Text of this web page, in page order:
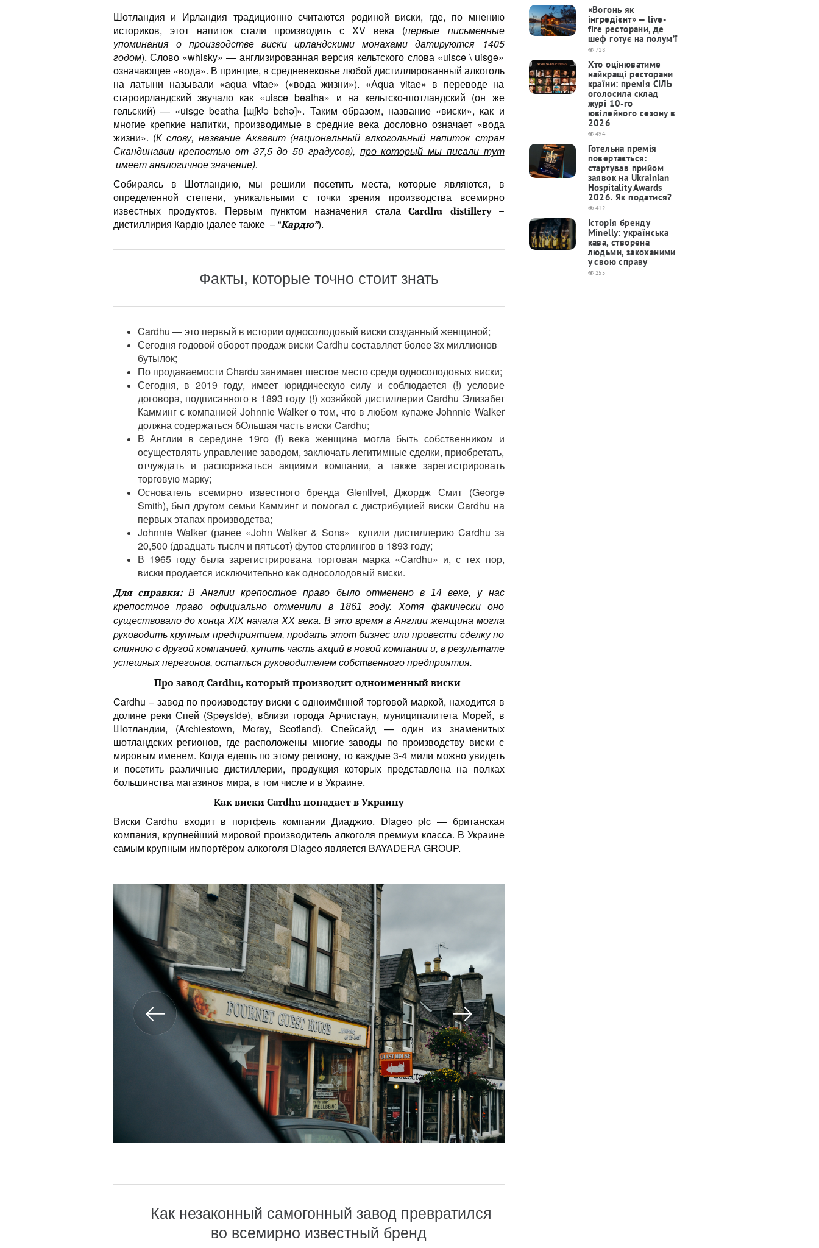
Шотландия и Ирландия традиционно считаются родиной виски, где, по мнению
историков, этот напиток стали производить с XV века (первые письменные
упоминания о производстве виски ирландскими монахами датируются 1405
годом). Слово «whisky» — англизированная версия кельтского слова «uisce \ uisge»
означающее «вода». В принцие, в средневековье любой дистиллированный алкоголь
на латыни называли «aqua vitae» («вода жизни»). «Аqua vitae» в переводе на
староирландский звучало как «uisce beatha» и на кельтско-шотландский (он же
гельский) — «uisge beatha [ɯʃkʲə bɛhə]». Таким образом, название «виски», как и
многие крепкие напитки, производимые в средние века дословно означает «вода
жизни». (К слову, название Аквавит (национальный алкогольный напиток стран
Скандинавии крепостью от 37,5 до 50 градусов), про который мы писали тут
имеет аналогичное значение).
Собираясь в Шотландию, мы решили посетить места, которые являются, в
определенной степени, уникальными с точки зрения производства всемирно
известных продуктов. Первым пунктом назначения сталаCardhu distillery –
дистиллирия Кардю (далее также – “Кардю”).
Факты, которые точно стоит знать
Cardhu — это первый в истории односолодовый виски созданный женщиной;
Сегодня годовой оборот продаж виски Cardhu составляет более 3х миллионов
бутылок;
По продаваемости Chardu занимает шестое место среди односолодовых виски;
Сегодня, в 2019 году, имеет юридическую силу и соблюдается (!) условие
договора, подписанного в 1893 году (!) хозяйкой дистиллерии Cardhu Элизабет
Камминг с компанией Johnnie Walker о том, что в любом купаже Johnnie Walker
должна содержаться бОльшая часть виски Cardhu;
В Англии в середине 19го (!) века женщина могла быть собственником и
осуществлять управление заводом, заключать легитимные сделки, приобретать,
отчуждать и распоряжаться акциями компании, а также зарегистрировать
торговую марку;
Основатель всемирно известного бренда Glenlivet, Джордж Смит (George
Smith), был другом семьи Камминг и помогал с дистрибуцией виски Cardhu на
первых этапах производства;
Johnnie Walker (ранее «John Walker & Sons» купили дистиллерию Cardhu за
20,500 (двадцать тысяч и пятьсот) футов стерлингов в 1893 году;
В 1965 году была зарегистрирована торговая марка «Cardhu» и, с тех пор,
виски продается исключительно как односолодовый виски.
Для справки:В Англии крепостное право было отменено в 14 веке, у нас
крепостное право официально отменили в 1861 году. Хотя факически оно
существовало до конца XIX начала XX века. В это время в Англии женщина могла
руководить крупным предприятием, продать этот бизнес или провести сделку по
слиянию с другой компанией, купить часть акций в новой компании и, в результате
успешных перегонов, остаться руководителем собственного предприятия.
Про завод Cardhu, который производит одноименный виски
Cardhu – завод по производству виски с одноимённой торговой маркой, находится в
долине реки Спей (Speyside), вблизи города Арчистаун, муниципалитета Морей, в
Шотландии, (Archiestown, Moray, Scotland). Спейсайд — один из знаменитых
шотландских регионов, где расположены многие заводы по производству виски с
мировым именем. Когда едешь по этому региону, то каждые 3-4 мили можно увидеть
и посетить различные дистиллерии, продукция которых представлена на полках
большинства магазинов мира, в том числе и в Украине.
Как виски Cardhu попадает в Украину
Виски Cardhu входит в портфель компании Диаджио. Diageo plc — британская
компания, крупнейший мировой производитель алкоголя премиум класса. В Украине
самым крупным импортёром алкоголя Diageoявляется BAYADERA GROUP.
Как незаконный самогонный завод превратился
во всемирно известный бренд
«Вогонь як
інгредієнт» — live-
fire ресторани, де
шеф готує на полум’ї
718
Хто оцінюватиме
найкращі ресторани
країни: премія СІЛЬ
оголосила склад
журі 10-го
ювілейного сезону в
2026
494
Готельна премія
повертається:
cтартував прийом
заявок на Ukrainian
Hospitality Awards
2026. Як податися?
412
Історія бренду
Minelly: українська
кава, створена
людьми, закоханими
у свою справу
255